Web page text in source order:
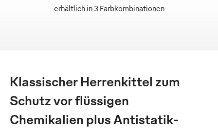
erhältlich in 3 Farbkombinationen
Klassischer Herrenkittel zum
Schutz vor flüssigen
Chemikalien plus Antistatik-